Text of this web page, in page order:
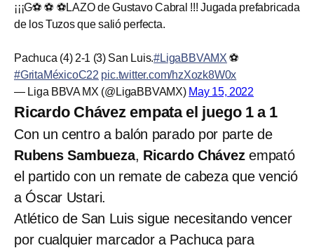
¡¡¡G⚽ ⚽ ⚽LAZO de Gustavo Cabral !!! Jugada prefabricada
de los Tuzos que salió perfecta.
Pachuca (4) 2-1 (3) San Luis.#LigaBBVAMX ⚽
#GritaMéxicoC22 pic.twitter.com/hzXozk8W0x
— Liga BBVA MX (@LigaBBVAMX) May 15, 2022
Ricardo Chávez empata el juego 1 a 1
Con un centro a balón parado por parte de
Rubens Sambueza, Ricardo Chávezempató
el partido con un remate de cabeza que venció
a Óscar Ustari.
Atlético de San Luis sigue necesitando vencer
por cualquier marcador a Pachuca para